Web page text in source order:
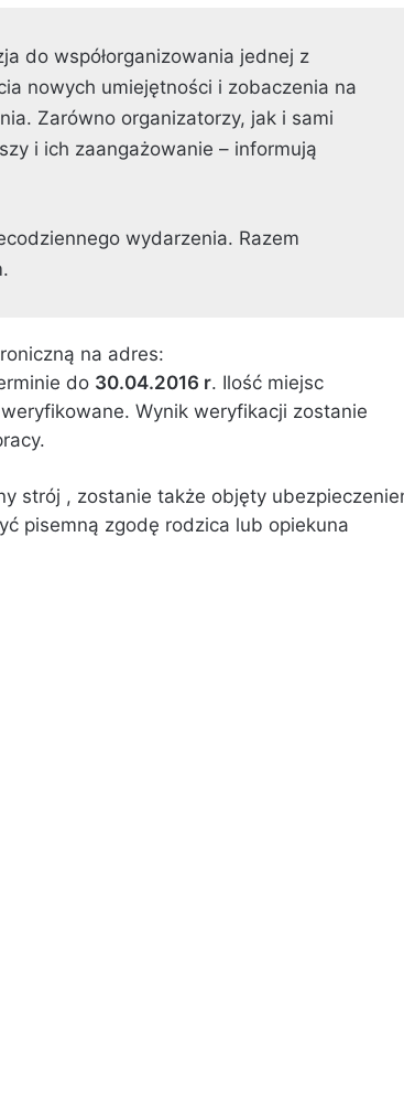
do współorganizowania jednej z
nowych umiejętności i zobaczenia na
Zarówno organizatorzy, jak i sami
i ich zaangażowanie – informują
wydarzenia. Razem
na adres:
do 30.04.2016 r. Ilość miejsc
Wynik weryfikacji zostanie
strój , zostanie także objęty
pisemną zgodę rodzica lub opiekuna